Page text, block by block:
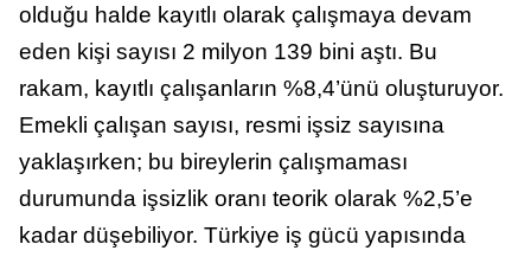
olduğu halde kayıtlı olarak çalışmaya devam
eden kişi sayısı 2 milyon 139 bini aştı. Bu
rakam, kayıtlı çalışanların %8,4’ünü oluşturuyor.
Emekli çalışan sayısı, resmi işsiz sayısına
yaklaşırken; bu bireylerin çalışmaması
durumunda işsizlik oranı teorik olarak %2,5’e
kadar düşebiliyor. Türkiye iş gücü yapısında